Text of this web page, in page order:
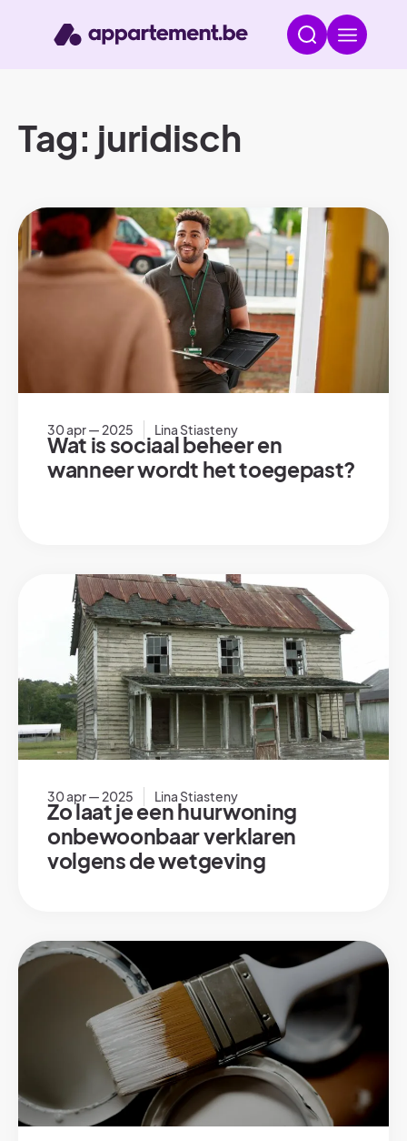
Tag: juridisch
30 apr — 2025 Lina Stiasteny
Wat is sociaal beheer en
wanneer wordt het toegepast?
30 apr — 2025 Lina Stiasteny
Zo laat je een huurwoning
onbewoonbaar verklaren
volgens de wetgeving